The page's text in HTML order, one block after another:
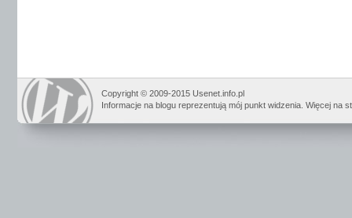
Copyright © 2009-2015 Usenet.info.pl
Informacje na blogu reprezentują mój punkt widzenia. Więcej na